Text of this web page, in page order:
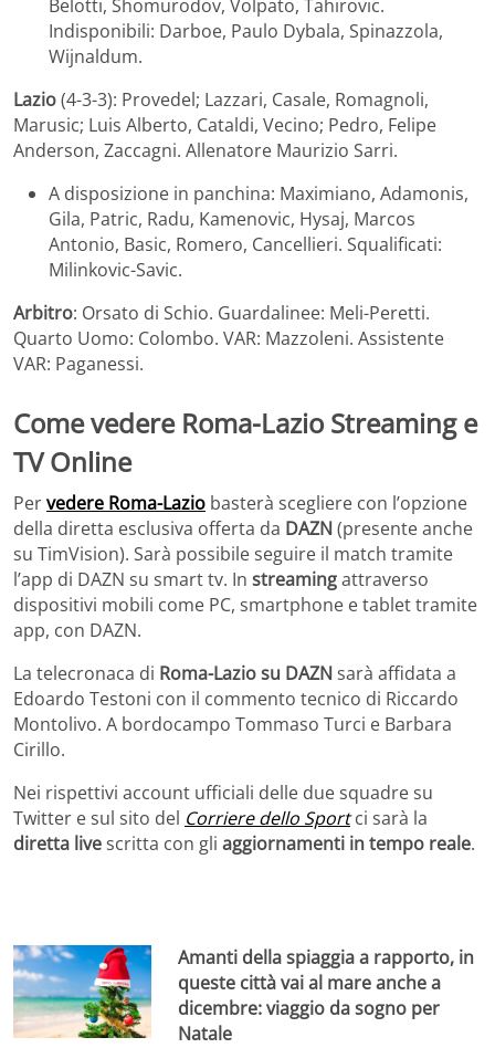
Belotti, Shomurodov, Volpato, Tahirovic.
Indisponibili: Darboe, Paulo Dybala, Spinazzola,
Wijnaldum.
Lazio(4-3-3): Provedel; Lazzari, Casale, Romagnoli,
Marusic; Luis Alberto, Cataldi, Vecino; Pedro, Felipe
Anderson, Zaccagni. Allenatore Maurizio Sarri.
A disposizione in panchina: Maximiano, Adamonis,
Gila, Patric, Radu, Kamenovic, Hysaj, Marcos
Antonio, Basic, Romero, Cancellieri. Squalificati:
Milinkovic-Savic.
Arbitro: Orsato di Schio. Guardalinee: Meli-Peretti.
Quarto Uomo: Colombo. VAR: Mazzoleni. Assistente
VAR: Paganessi.
Come vedere Roma-Lazio Streaming e
TV Online
Pervedere Roma-Lazio basterà scegliere con l’opzione
della diretta esclusiva offerta da DAZN(presente anche
su TimVision). Sarà possibile seguire il match tramite
l’app di DAZN su smart tv. In streamingattraverso
dispositivi mobili come PC, smartphone e tablet tramite
app, con DAZN.
La telecronaca di Roma-Lazio su DAZNsarà affidata a
Edoardo Testoni con il commento tecnico di Riccardo
Montolivo. A bordocampo Tommaso Turci e Barbara
Cirillo.
Nei rispettivi account ufficiali delle due squadre su
Twitter e sul sito del Corriere dello Sportci sarà la
diretta livescritta con gli aggiornamenti in tempo reale.
Amanti della spiaggia a rapporto, in
queste città vai al mare anche a
dicembre: viaggio da sogno per
Natale